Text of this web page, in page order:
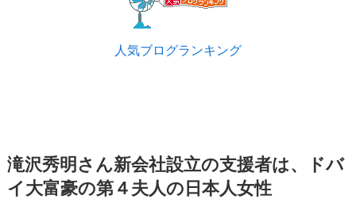
人気ブログランキング
滝沢秀明 さん新会社設立の支援者は、ドバ
イ大富豪の第４夫人の日本人女性